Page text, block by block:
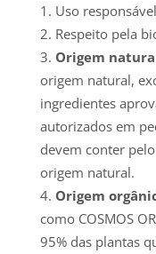
Uso
Respeito pela
Origem
origem natural,
ingredientes
autorizados em
devem conter
origem natural.
Origem
como COSMOS
95% das plantas